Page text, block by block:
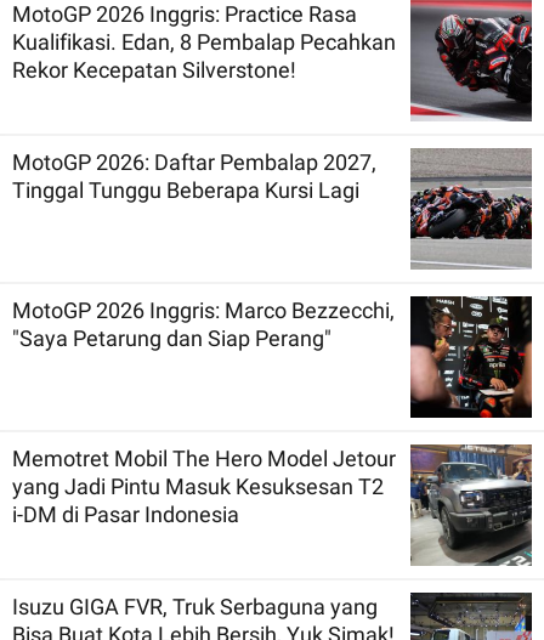
MotoGP 2026 Inggris: Practice Rasa
Kualifikasi. Edan, 8 Pembalap Pecahkan
Rekor Kecepatan Silverstone!
MotoGP 2026: Daftar Pembalap 2027,
Tinggal Tunggu Beberapa Kursi Lagi
MotoGP 2026 Inggris: Marco Bezzecchi,
"Saya Petarung dan Siap Perang"
Memotret Mobil The Hero Model Jetour
yang Jadi Pintu Masuk Kesuksesan T2
i-DM di Pasar Indonesia
Isuzu GIGA FVR, Truk Serbaguna yang
Bisa Buat Kota Lebih Bersih, Yuk Simak!